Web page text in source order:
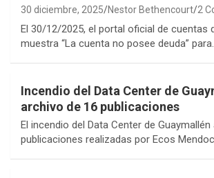
30 diciembre, 2025 Nestor Bethencourt 2
El 30/12/2025, el portal oficial de cuentas
muestra “La cuenta no posee deuda”
Incendio del Data Center de
archivo de 16 publicaciones
El incendio del Data Center de
publicaciones realizadas por Ecos